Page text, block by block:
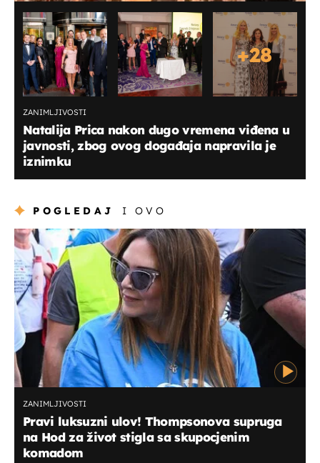
+28
ZANIMLJIVOSTI
Natalija Prica nakon dugo vremena viđena u
javnosti, zbog ovog događaja napravila je
iznimku
POGLEDAJ I OVO
ZANIMLJIVOSTI
Pravi luksuzni ulov! Thompsonova supruga
na Hod za život stigla sa skupocjenim
komadom